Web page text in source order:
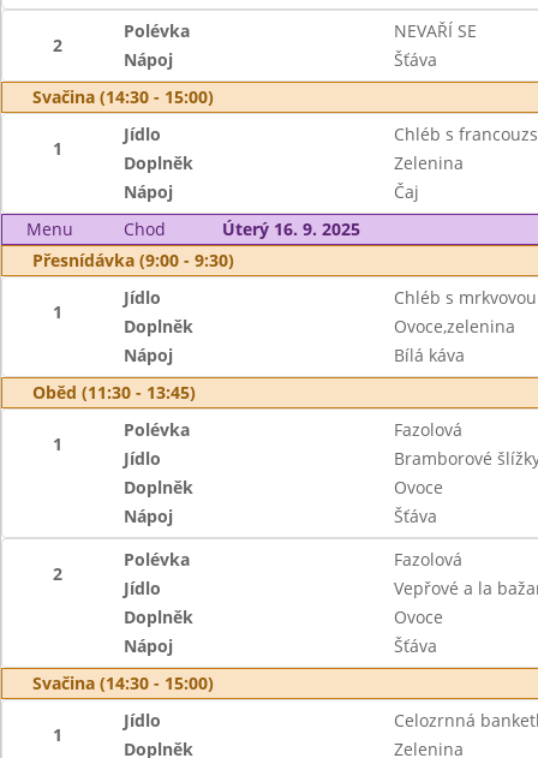
2
Polévka
NEVAŘÍ SE
Nápoj
Šťáva
Svačina (14:30 - 15:00)
1
Jídlo
Chléb s
Doplněk
Zelenina
Nápoj
Čaj
Menu
Chod
Úterý 16. 9. 2025
Přesnídávka (9:00 - 9:30)
1
Jídlo
Chléb s
Doplněk
Ovoce,zelenina
Nápoj
Bílá káva
Oběd (11:30 - 13:45)
1
Polévka
Fazolová
Jídlo
Bramborové
Doplněk
Ovoce
Nápoj
Šťáva
2
Polévka
Fazolová
Jídlo
Vepřové a la
Doplněk
Ovoce
Nápoj
Šťáva
Svačina (14:30 - 15:00)
1
Jídlo
Celozrnná
Doplněk
Zelenina